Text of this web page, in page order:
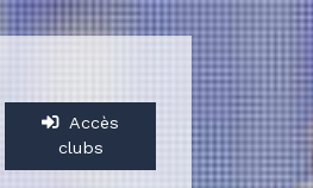
Accès
clubs